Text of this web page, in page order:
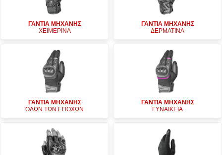
ΓΑΝΤΙΑ ΜΗΧΑΝΗΣ
ΧΕΙΜΕΡΙΝΑ
ΓΑΝΤΙΑ ΜΗΧΑΝΗΣ
ΔΕΡΜΑΤΙΝΑ
ΓΑΝΤΙΑ ΜΗΧΑΝΗΣ
ΟΛΩΝ ΤΩΝ ΕΠΟΧΩΝ
ΓΑΝΤΙΑ ΜΗΧΑΝΗΣ
ΓΥΝΑΙΚΕΙΑ